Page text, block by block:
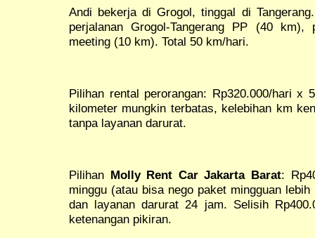
Andi bekerja di Grogol, tinggal di
perjalanan Grogol-Tangerang PP (40 km),
meeting (10 km). Total 50 km/hari.
Pilihan rental perorangan: Rp320.000/hari x
kilometer mungkin terbatas, kelebihan km
tanpa layanan darurat.
Pilihan Molly Rent Car Jakarta Barat:
minggu (atau bisa nego paket mingguan
dan layanan darurat 24 jam. Selisih
ketenangan pikiran.